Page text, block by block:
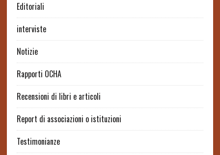
Editoriali
interviste
Notizie
Rapporti OCHA
Recensioni di libri e articoli
Report di associazioni o istituzioni
Testimonianze